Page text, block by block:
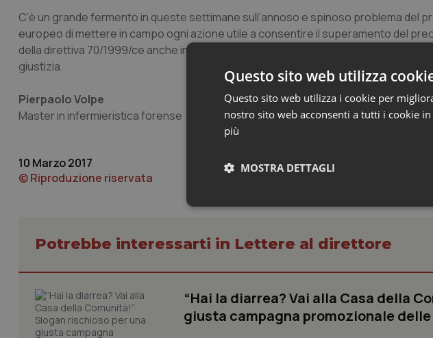
C’è un grande fermento in queste settimane sull’annoso e spinoso problema del
europeo di mettere in campo ogni azione utile a consentire il superamento del
della direttiva 70/1999/ce anche in merito alla individuazione della sanzione per
giustizia.
Pierpaolo Volpe
Master in infermieristica forense
10 Marzo 2017
© Riproduzione riservata
Potrebbe interessarti in Lettere al direttore
“Hai la diarrea? Vai alla Casa della
giusta campagna promozionale
Questo sito web utilizza
Questo sito web utilizza i cookie per
nostro sito web acconsenti a tutti i cookie
più
MOSTRA DETTAGLI
Necessari
Necessari